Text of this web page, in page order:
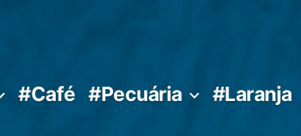
#Café #Pecuária #Laranja